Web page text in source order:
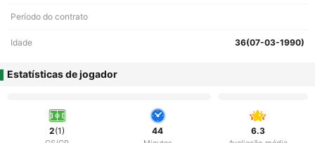
Período do contrato
Idade 36(07-03-1990)
Estatísticas de jogador
2(1) 44 6.3